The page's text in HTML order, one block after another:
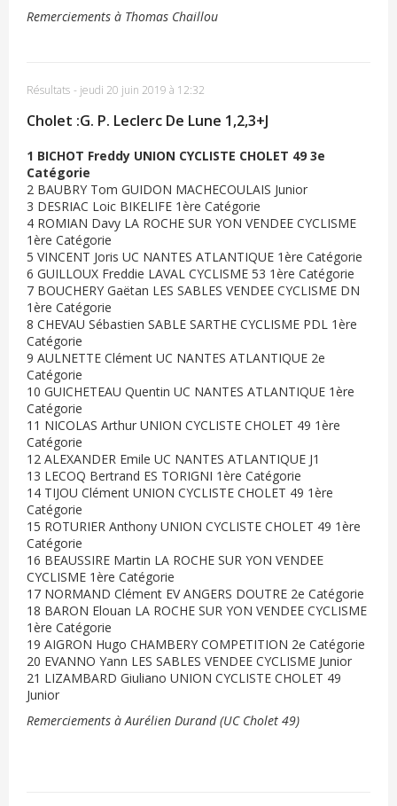
Remerciements à Thomas Chaillou
Résultats - jeudi 20 juin 2019 à 12:32
Cholet :G. P. Leclerc De Lune 1,2,3+J
1 BICHOT Freddy UNION CYCLISTE CHOLET 49 3e
Catégorie
2 BAUBRY Tom GUIDON MACHECOULAIS Junior
3 DESRIAC Loic BIKELIFE 1ère Catégorie
4 ROMIAN Davy LA ROCHE SUR YON VENDEE CYCLISME
1ère Catégorie
5 VINCENT Joris UC NANTES ATLANTIQUE 1ère Catégorie
6 GUILLOUX Freddie LAVAL CYCLISME 53 1ère Catégorie
7 BOUCHERY Gaëtan LES SABLES VENDEE CYCLISME DN
1ère Catégorie
8 CHEVAU Sébastien SABLE SARTHE CYCLISME PDL 1ère
Catégorie
9 AULNETTE Clément UC NANTES ATLANTIQUE 2e
Catégorie
10 GUICHETEAU Quentin UC NANTES ATLANTIQUE 1ère
Catégorie
11 NICOLAS Arthur UNION CYCLISTE CHOLET 49 1ère
Catégorie
12 ALEXANDER Emile UC NANTES ATLANTIQUE J1
13 LECOQ Bertrand ES TORIGNI 1ère Catégorie
14 TIJOU Clément UNION CYCLISTE CHOLET 49 1ère
Catégorie
15 ROTURIER Anthony UNION CYCLISTE CHOLET 49 1ère
Catégorie
16 BEAUSSIRE Martin LA ROCHE SUR YON VENDEE
CYCLISME 1ère Catégorie
17 NORMAND Clément EV ANGERS DOUTRE 2e Catégorie
18 BARON Elouan LA ROCHE SUR YON VENDEE CYCLISME
1ère Catégorie
19 AIGRON Hugo CHAMBERY COMPETITION 2e Catégorie
20 EVANNO Yann LES SABLES VENDEE CYCLISME Junior
21 LIZAMBARD Giuliano UNION CYCLISTE CHOLET 49
Junior
Remerciements à Aurélien Durand (UC Cholet 49)